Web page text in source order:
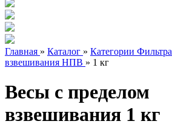
Главная » Каталог » Категории Фильтра
взвешивания НПВ » 1 кг
Весы с пределом
взвешивания 1 кг